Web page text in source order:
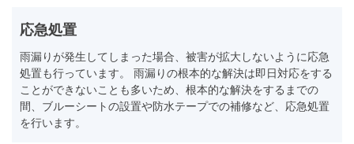
応急処置
雨漏りが発生してしまった場合、被害が拡大しないように応急
処置も行っています。 雨漏りの根本的な解決は即日対応をする
ことができないことも多いため、根本的な解決をするまでの
間、ブルーシートの設置や防水テープでの補修など、応急処置
を行います。